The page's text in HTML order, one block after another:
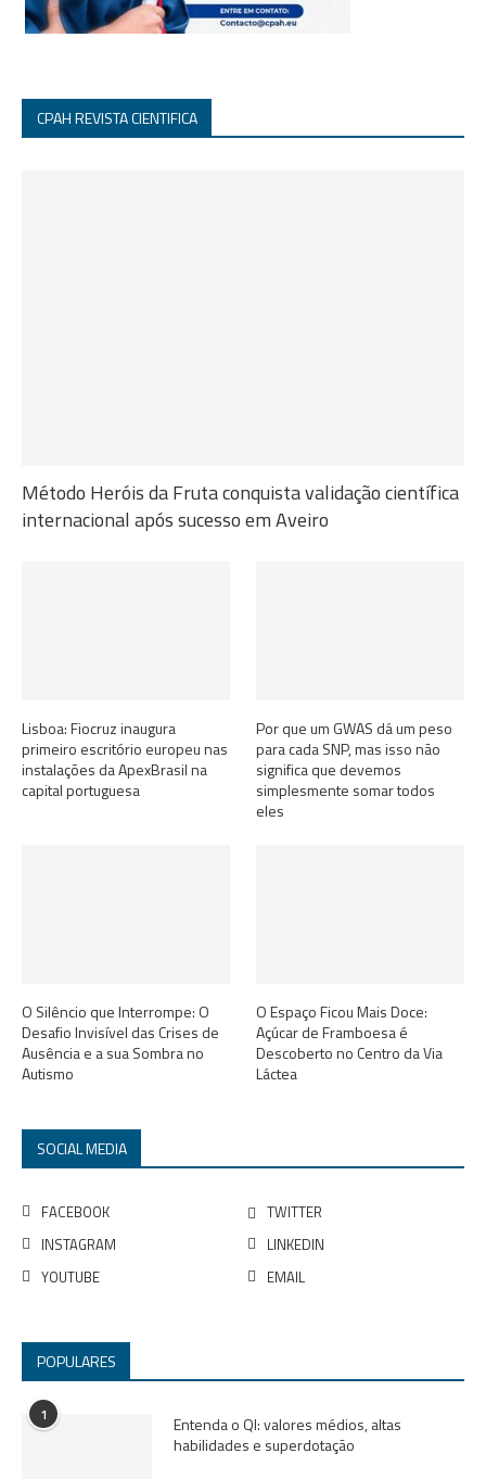
CPAH REVISTA CIENTIFICA
Método Heróis da Fruta conquista validação científica
internacional após sucesso em Aveiro
Lisboa: Fiocruz inaugura
primeiro escritório europeu nas
instalações da ApexBrasil na
capital portuguesa
Por que um GWAS dá um peso
para cada SNP, mas isso não
significa que devemos
simplesmente somar todos
eles
O Silêncio que Interrompe: O
Desafio Invisível das Crises de
Ausência e a sua Sombra no
Autismo
O Espaço Ficou Mais Doce:
Açúcar de Framboesa é
Descoberto no Centro da Via
Láctea
SOCIAL MEDIA
FACEBOOK
TWITTER
INSTAGRAM
LINKEDIN
YOUTUBE
EMAIL
POPULARES
1
Entenda o QI: valores médios, altas
habilidades e superdotação